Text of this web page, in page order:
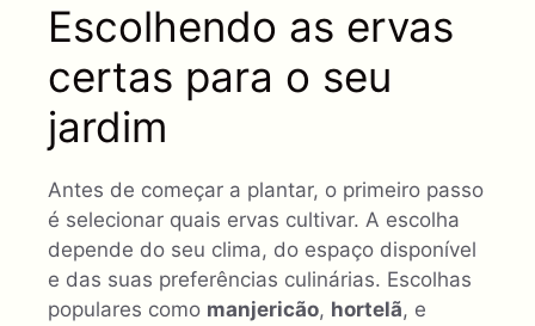
Escolhendo as ervas
certas para o seu
jardim
Antes de começar a plantar, o primeiro passo
é selecionar quais ervas cultivar. A escolha
depende do seu clima, do espaço disponível
e das suas preferências culinárias. Escolhas
populares como manjericão, hortelã, e